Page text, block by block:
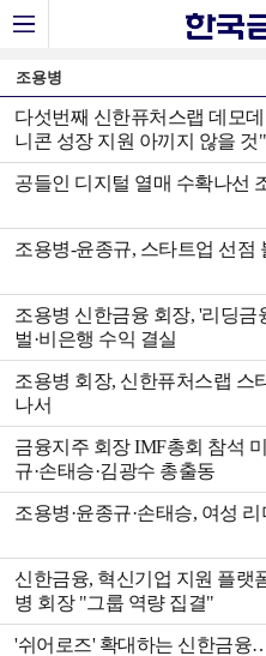
조용병
다섯번째 신한퓨처스랩 데모
니콘 성장 지원 아끼지 않을 것"
공들인 디지털 열매 수확나선
조용병-윤종규, 스타트업 선점
조용병 신한금융 회장, '리딩
벌·비은행 수익 결실
조용병 회장, 신한퓨처스랩 스
나서
금융지주 회장 IMF총회 참석
규·손태승·김광수 총출동
조용병·윤종규·손태승, 여성
신한금융, 혁신기업 지원 플
병 회장 "그룹 역량 집결"
'쉬어로즈' 확대하는 신한금융